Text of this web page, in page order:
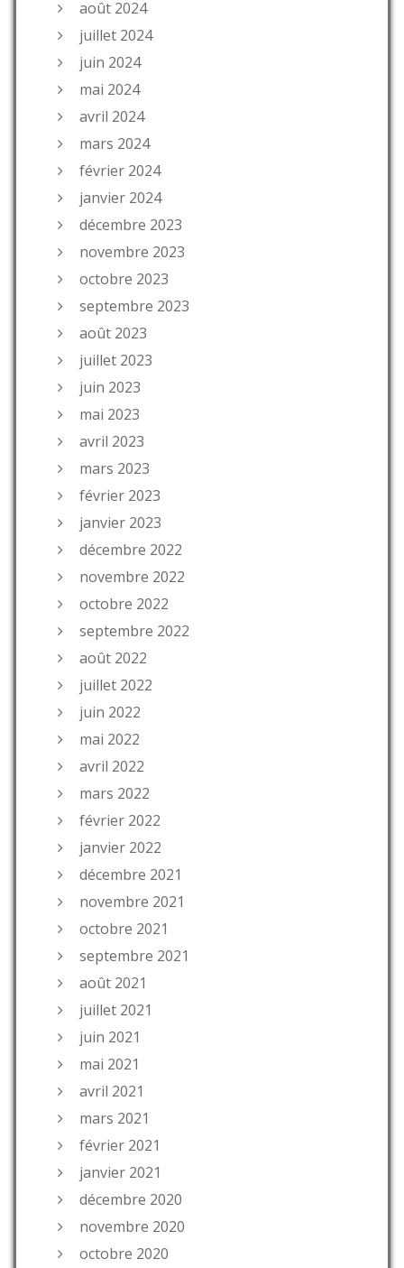
août 2024
juillet 2024
juin 2024
mai 2024
avril 2024
mars 2024
février 2024
janvier 2024
décembre 2023
novembre 2023
octobre 2023
septembre 2023
août 2023
juillet 2023
juin 2023
mai 2023
avril 2023
mars 2023
février 2023
janvier 2023
décembre 2022
novembre 2022
octobre 2022
septembre 2022
août 2022
juillet 2022
juin 2022
mai 2022
avril 2022
mars 2022
février 2022
janvier 2022
décembre 2021
novembre 2021
octobre 2021
septembre 2021
août 2021
juillet 2021
juin 2021
mai 2021
avril 2021
mars 2021
février 2021
janvier 2021
décembre 2020
novembre 2020
octobre 2020